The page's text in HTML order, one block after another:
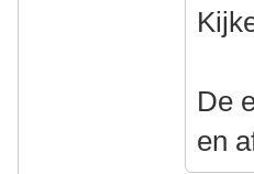
De
en